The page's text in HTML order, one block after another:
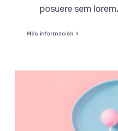
posuere sem
Más información